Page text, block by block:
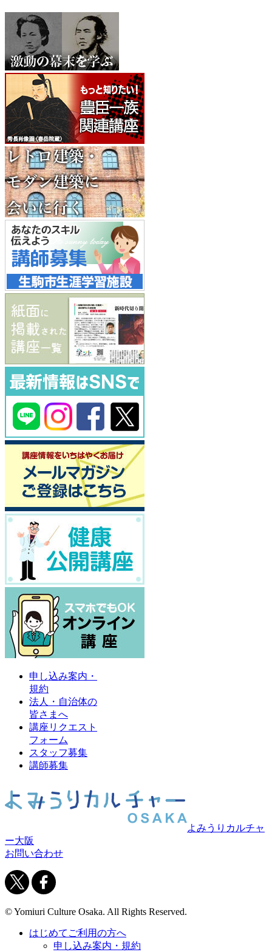
申し込み案内・
規約
法人・自治体の
皆さまへ
講座リクエスト
フォーム
スタッフ募集
講師募集
よみうりカルチャ
ー大阪
お問い合わせ
© Yomiuri Culture Osaka. All Rights Reserved.
はじめてご利用の方へ
申し込み案内・規約